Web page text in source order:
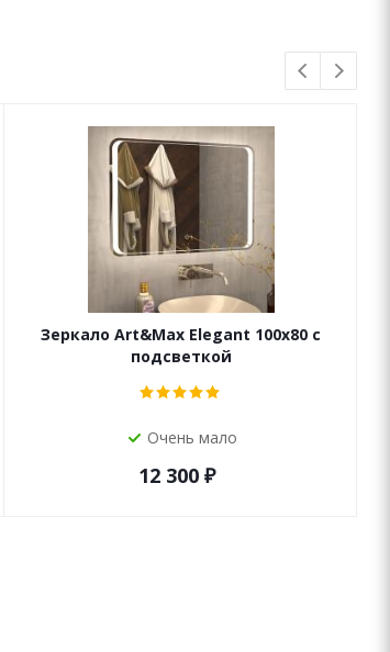
Зеркало Art&Max Elegant 100х80 с
подсветкой
Очень мало
12 300 ₽